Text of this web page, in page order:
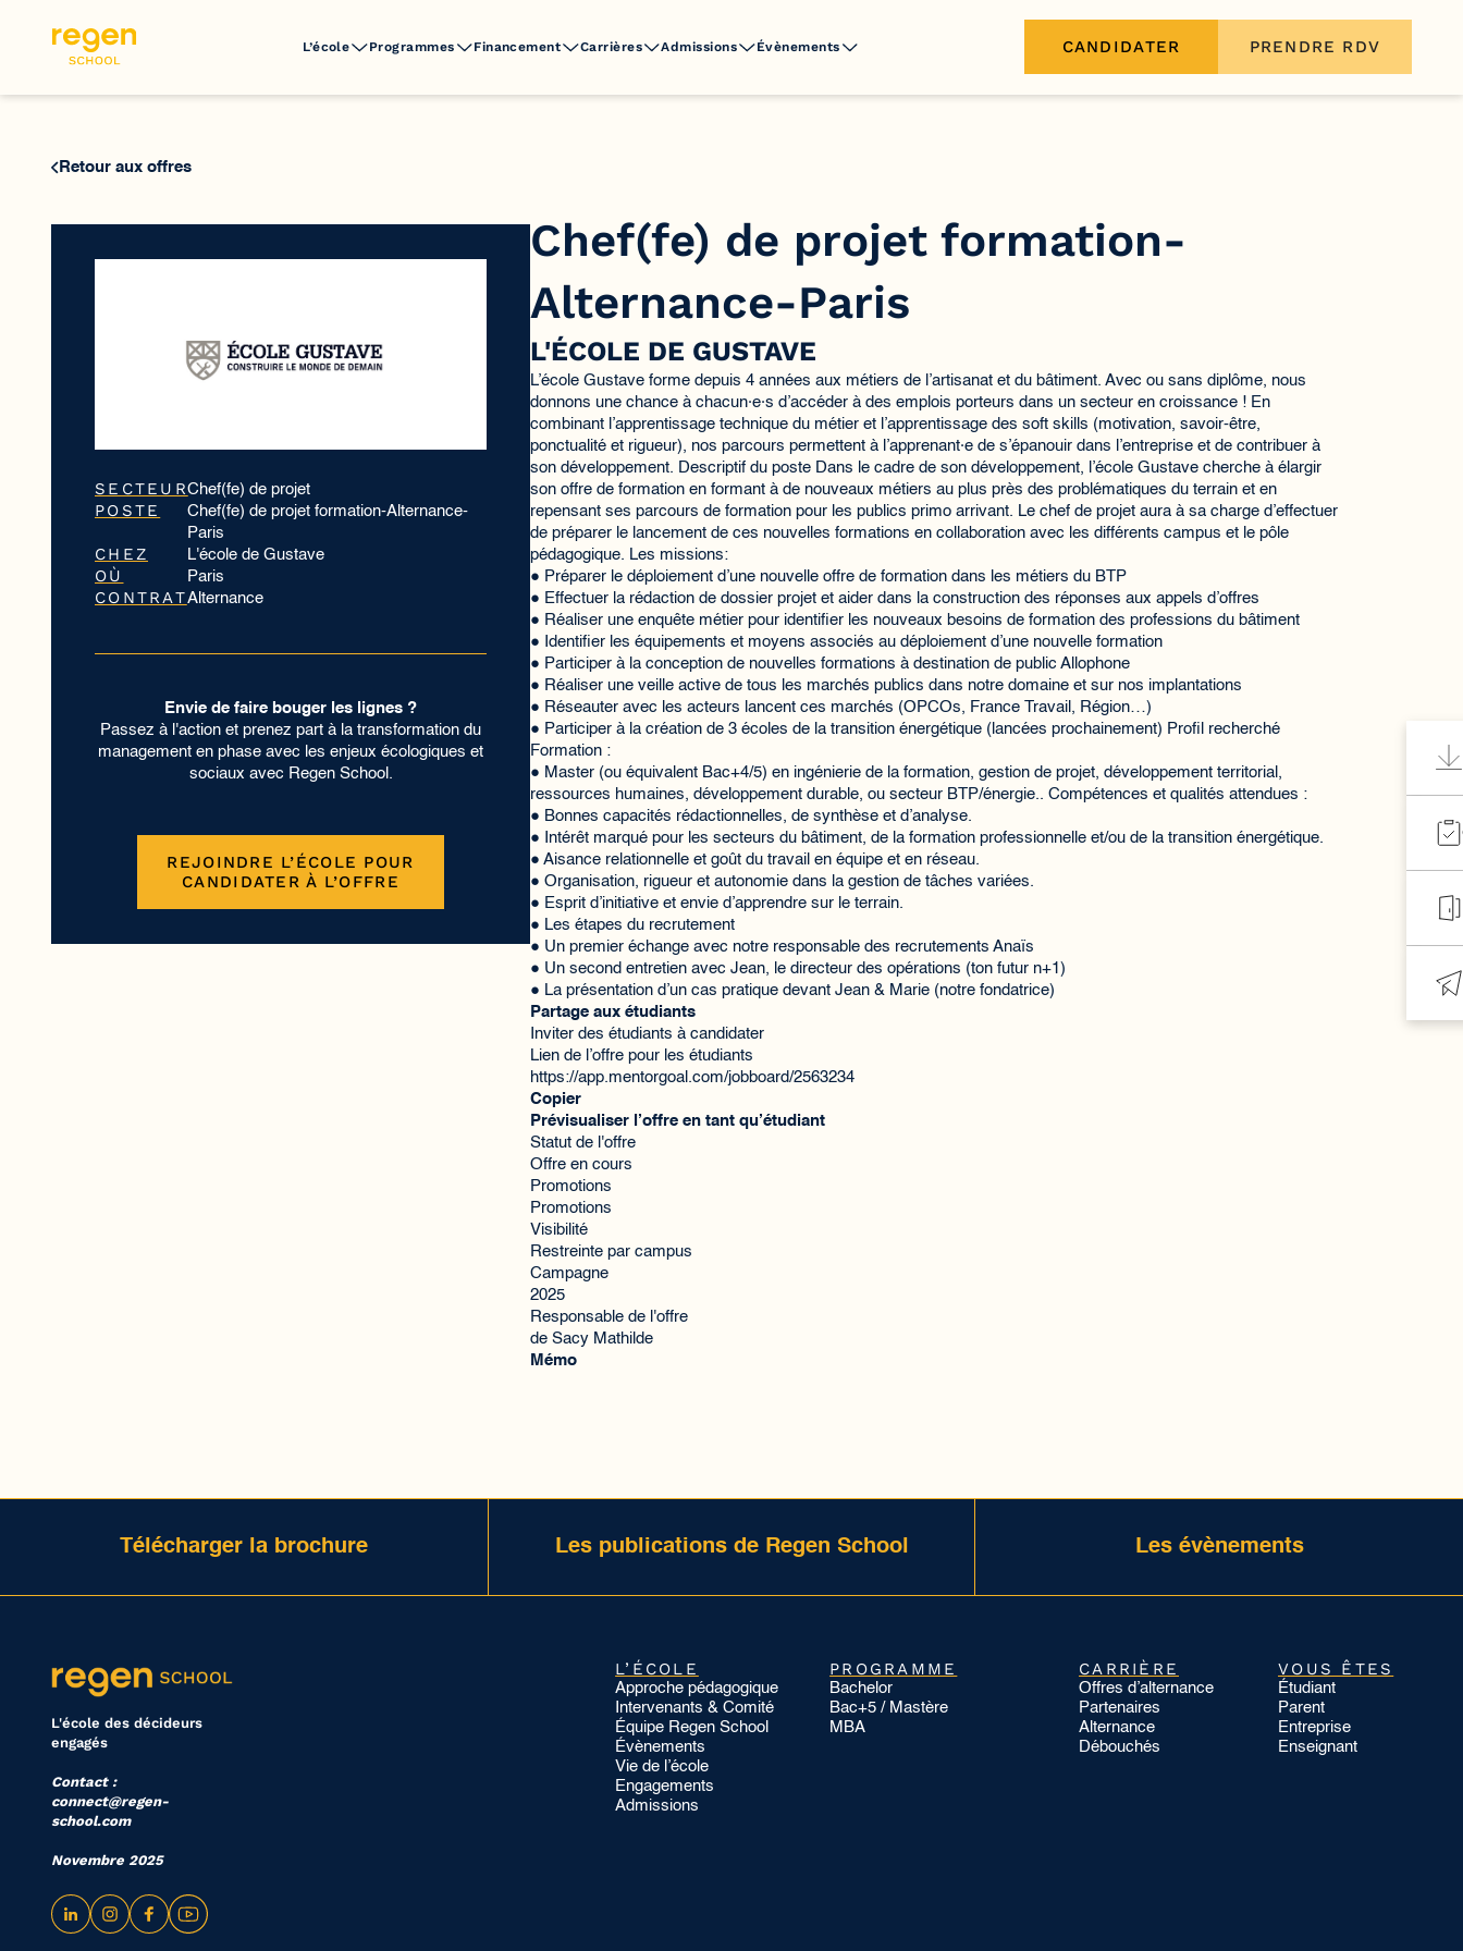
L’école Programmes Financement Carrières Admissions Évènements CANDIDATER PRENDRE RDV
Retour aux offres
SECTEURChef(fe) de projet
POSTE
Chef(fe) de projet formation-Alternance-
Paris
CHEZ L'école de Gustave
OÙ Paris
CONTRATAlternance
Envie de faire bouger les lignes ?
Passez à l'action et prenez part à la transformation du
management en phase avec les enjeux écologiques et
sociaux avec Regen School.
REJOINDRE L’ÉCOLE POUR
CANDIDATER À L’OFFRE
Chef(fe) de projet formation-
Alternance-Paris
L'ÉCOLE DE GUSTAVE
L’école Gustave forme depuis 4 années aux métiers de l’artisanat et du bâtiment. Avec ou sans diplôme, nous
donnons une chance à chacun·e·s d’accéder à des emplois porteurs dans un secteur en croissance ! En
combinant l’apprentissage technique du métier et l’apprentissage des soft skills (motivation, savoir-être,
ponctualité et rigueur), nos parcours permettent à l’apprenant·e de s’épanouir dans l’entreprise et de contribuer à
son développement. Descriptif du poste Dans le cadre de son développement, l’école Gustave cherche à élargir
son offre de formation en formant à de nouveaux métiers au plus près des problématiques du terrain et en
repensant ses parcours de formation pour les publics primo arrivant. Le chef de projet aura à sa charge d’effectuer
de préparer le lancement de ces nouvelles formations en collaboration avec les différents campus et le pôle
pédagogique. Les missions:
● Préparer le déploiement d’une nouvelle offre de formation dans les métiers du BTP
● Effectuer la rédaction de dossier projet et aider dans la construction des réponses aux appels d’offres
● Réaliser une enquête métier pour identifier les nouveaux besoins de formation des professions du bâtiment
● Identifier les équipements et moyens associés au déploiement d’une nouvelle formation
● Participer à la conception de nouvelles formations à destination de public Allophone
● Réaliser une veille active de tous les marchés publics dans notre domaine et sur nos implantations
● Réseauter avec les acteurs lancent ces marchés (OPCOs, France Travail, Région…)
● Participer à la création de 3 écoles de la transition énergétique (lancées prochainement) Profil recherché
Formation :
● Master (ou équivalent Bac+4/5) en ingénierie de la formation, gestion de projet, développement territorial,
ressources humaines, développement durable, ou secteur BTP/énergie.. Compétences et qualités attendues :
● Bonnes capacités rédactionnelles, de synthèse et d’analyse.
● Intérêt marqué pour les secteurs du bâtiment, de la formation professionnelle et/ou de la transition énergétique.
● Aisance relationnelle et goût du travail en équipe et en réseau.
● Organisation, rigueur et autonomie dans la gestion de tâches variées.
● Esprit d’initiative et envie d’apprendre sur le terrain.
● Les étapes du recrutement
● Un premier échange avec notre responsable des recrutements Anaïs
● Un second entretien avec Jean, le directeur des opérations (ton futur n+1)
● La présentation d’un cas pratique devant Jean & Marie (notre fondatrice)
Partage aux étudiants
Inviter des étudiants à candidater
Lien de l’offre pour les étudiants
https://app.mentorgoal.com/jobboard/2563234
Copier
Prévisualiser l’offre en tant qu’étudiant
Statut de l'offre
Offre en cours
Promotions
Promotions
Visibilité
Restreinte par campus
Campagne
2025
Responsable de l'offre
de Sacy Mathilde
Mémo
Télécharger la brochure Les publications de Regen School Les évènements
L'école des décideurs
engagés
Contact :
connect@regen-
school.com
Novembre 2025
L’ÉCOLE
Approche pédagogique
Intervenants & Comité
Équipe Regen School
Évènements
Vie de l’école
Engagements
Admissions
PROGRAMME
Bachelor
Bac+5 / Mastère
MBA
CARRIÈRE
Offres d’alternance
Partenaires
Alternance
Débouchés
VOUS ÊTES
Étudiant
Parent
Entreprise
Enseignant